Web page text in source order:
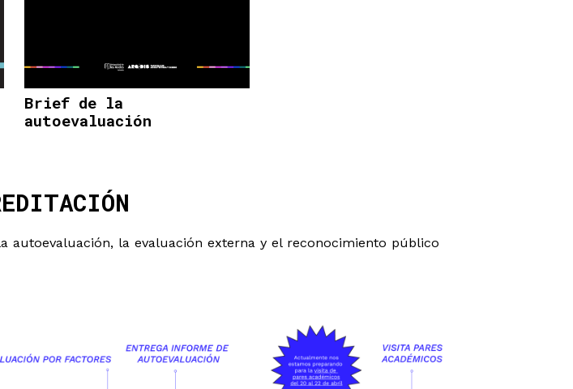
Brief de la
autoevaluación
autoevaluación, la evaluación externa y el reconocimiento público